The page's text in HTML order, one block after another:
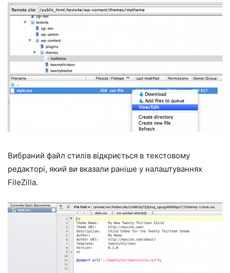
Вибраний файл стилів відкриється в текстовому
редакторі, який ви вказали раніше у налаштуваннях
FileZilla.